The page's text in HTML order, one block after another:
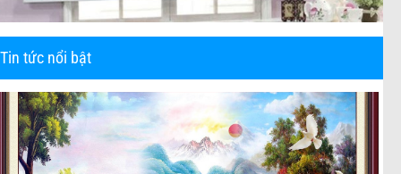
Tin tức nổi bật